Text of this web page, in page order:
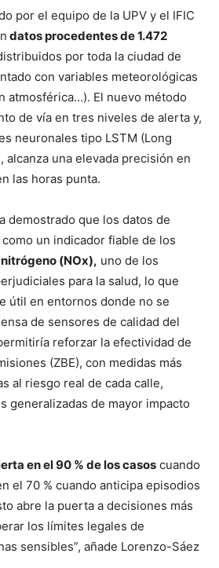
por el equipo de la UPV y el IFIC
datos procedentes de 1.472
por toda la ciudad de
con variables meteorológicas
atmosférica…). El nuevo método
de vía en tres niveles de alerta y,
neuronales tipo LSTM (Long
alcanza una elevada precisión en
las horas punta.
demostrado que los datos de
un indicador fiable de los
(NOx), uno de los
para la salud, lo que
útil en entornos donde no se
de sensores de calidad del
reforzar la efectividad de
(ZBE), con medidas más
al riesgo real de cada calle,
generalizadas de mayor impacto
en el 90 % de los casos cuando
el 70 % cuando anticipa episodios
abre la puerta a decisiones más
los límites legales de
sensibles”, añade Lorenzo-Sáez